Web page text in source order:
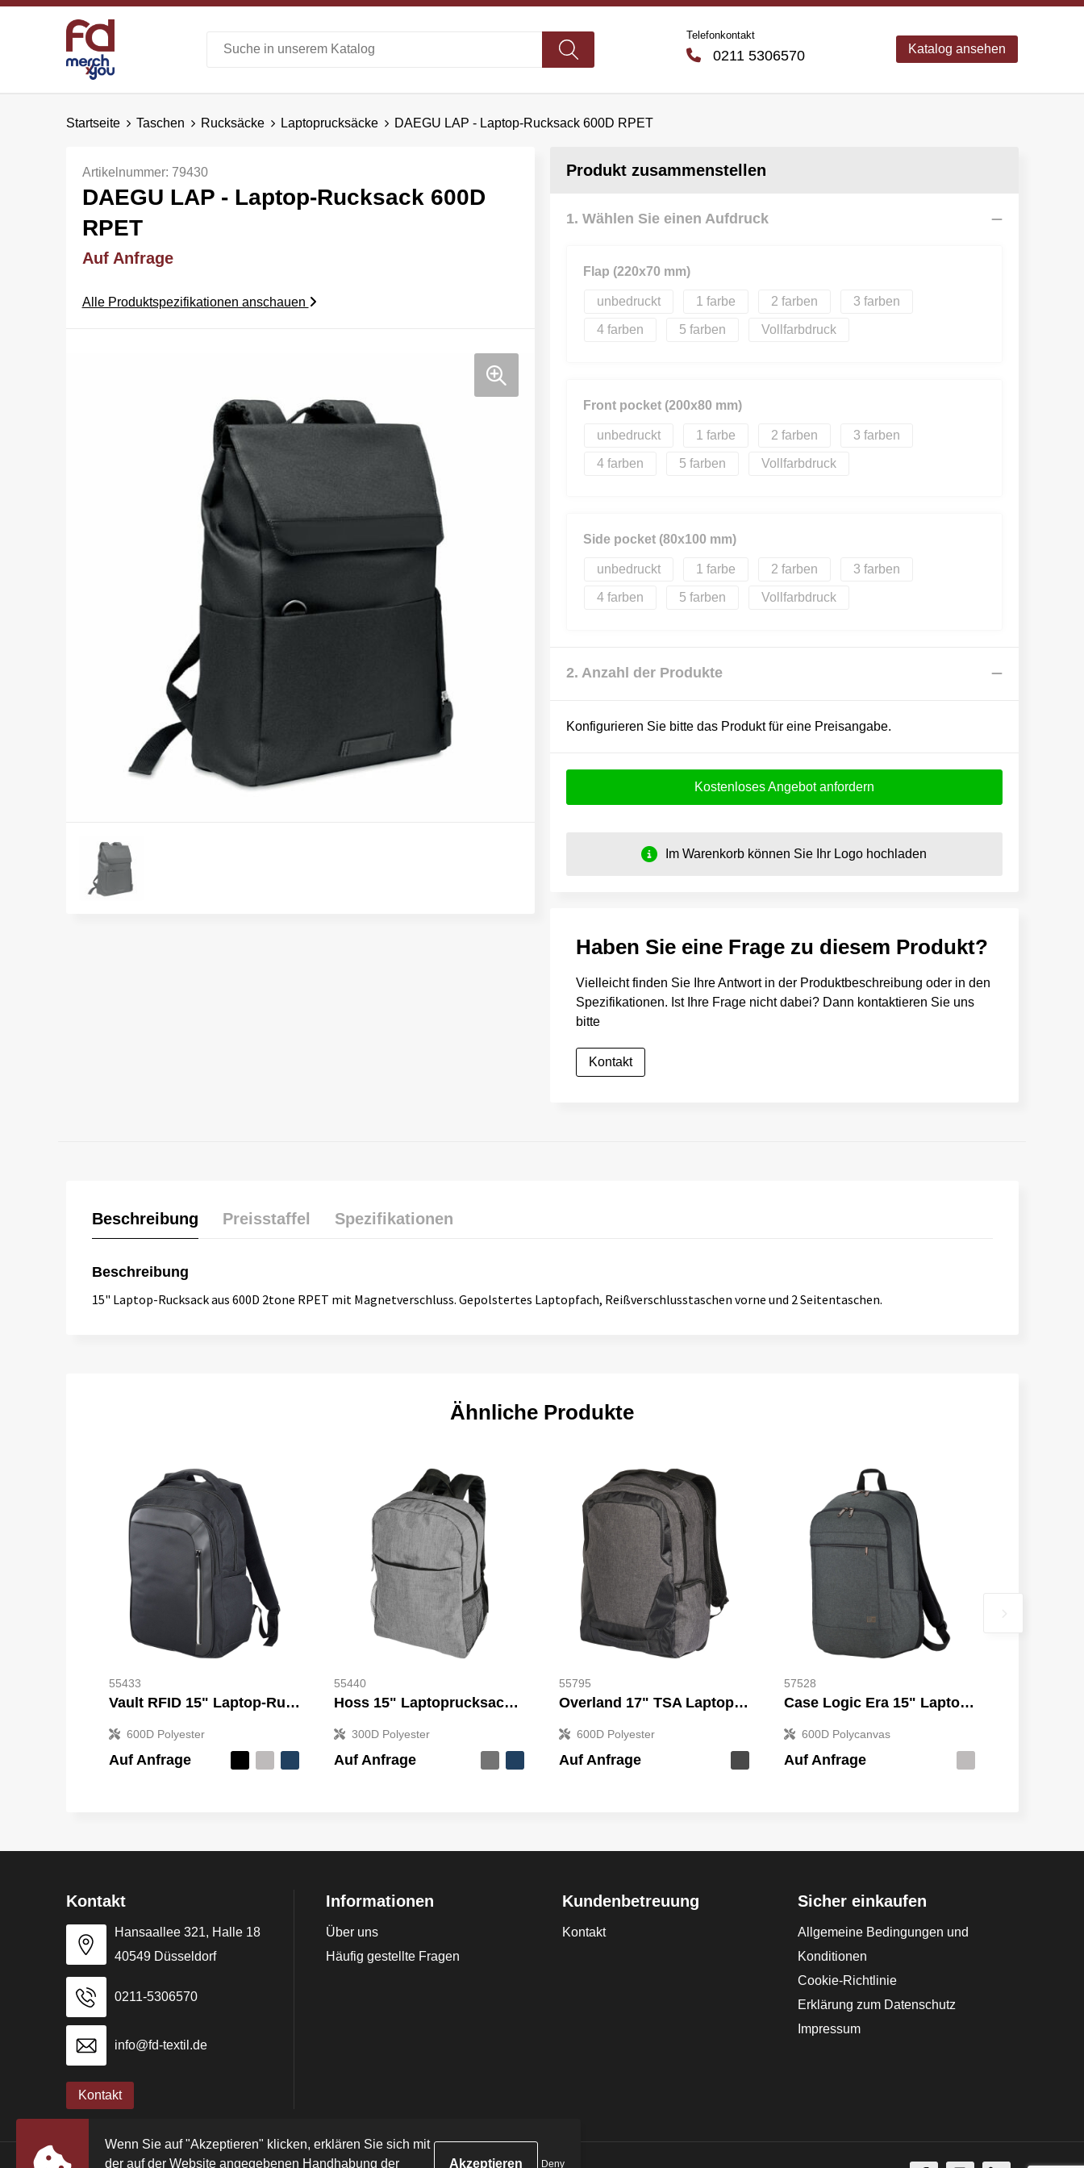
Telefonkontakt
0211 5306570 Katalog ansehen
Startseite Taschen Rucksäcke Laptoprucksäcke DAEGU LAP - Laptop-Rucksack 600D RPET
Artikelnummer: 79430
DAEGU LAP - Laptop-Rucksack 600D
RPET
Auf Anfrage
Alle Produktspezifikationen anschauen
Produkt zusammenstellen
1. Wählen Sie einen Aufdruck
Flap (220x70 mm)
unbedruckt 1 2 3
4 5 Vollfarbdruck
Front pocket (200x80 mm)
unbedruckt 1 2 3
4 5 Vollfarbdruck
Side pocket (80x100 mm)
unbedruckt 1 2 3
4 5 Vollfarbdruck
2. Anzahl der Produkte
Konfigurieren Sie bitte das Produkt für eine Preisangabe.
Kostenloses Angebot anfordern
Im Warenkorb können Sie Ihr Logo hochladen
Haben Sie eine Frage zu diesem Produkt?
Vielleicht finden Sie Ihre Antwort in der Produktbeschreibung oder in den
Spezifikationen. Ist Ihre Frage nicht dabei? Dann kontaktieren Sie uns
bitte
Kontakt
Beschreibung Preisstaffel Spezifikationen
Beschreibung
15" Laptop-Rucksack aus 600D 2tone RPET mit Magnetverschluss. Gepolstertes Laptopfach, Reißverschlusstaschen vorne und 2 Seitentaschen.
Ähnliche Produkte
55433
Vault RFID 15" Laptop-Rucksack 16L
600D Polyester
Auf Anfrage
55440
Hoss 15" Laptoprucksack 18L
300D Polyester
Auf Anfrage
55795
Overland 17" TSA Laptop-Rucksack 18L
600D Polyester
Auf Anfrage
57528
Case Logic Era 15" Laptop-Rucksack 23L
600D Polycanvas
Auf Anfrage
Kontakt
Hansaallee 321, Halle 18
40549 Düsseldorf
0211-5306570
info@fd-textil.de
Kontakt
Informationen
Über uns
Häufig gestellte Fragen
Kundenbetreuung
Kontakt
Sicher einkaufen
Allgemeine Bedingungen und
Konditionen
Cookie-Richtlinie
Erklärung zum Datenschutz
Impressum
Wenn Sie auf "Akzeptieren" klicken, erklären Sie sich mit
der auf der Website angegebenen Handhabung der
Deny